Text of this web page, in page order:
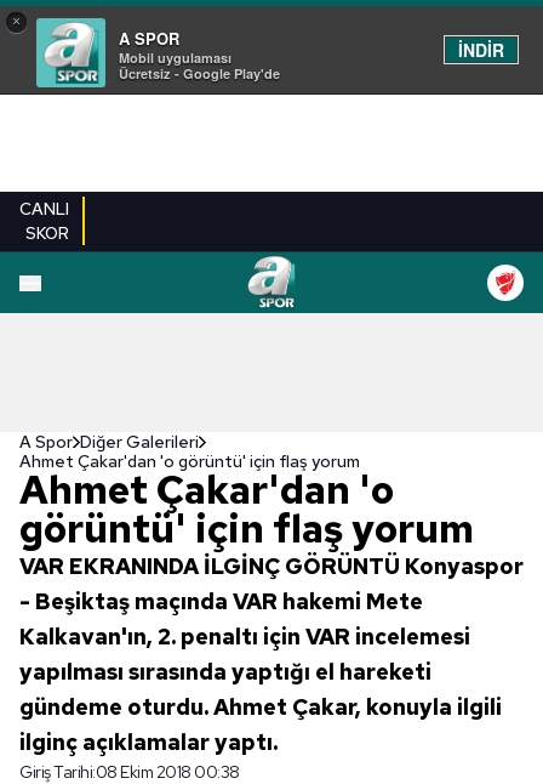
×
A SPOR
Mobil uygulaması
Ücretsiz - Google Play'de
İNDİR
CANLI
SKOR
EN YENILER
A Spor Diğer Galerileri
Ahmet Çakar'dan 'o görüntü' için flaş yorum
Ahmet Çakar'dan 'o
görüntü' için flaş yorum
VAR EKRANINDA İLGİNÇ GÖRÜNTÜ Konyaspor
- Beşiktaş maçında VAR hakemi Mete
Kalkavan'ın, 2. penaltı için VAR incelemesi
yapılması sırasında yaptığı el hareketi
gündeme oturdu. Ahmet Çakar, konuyla ilgili
ilginç açıklamalar yaptı.
Giriş Tarihi:08 Ekim 2018 00:38